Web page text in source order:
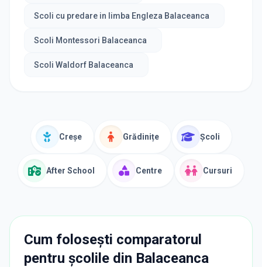
Scoli cu predare in limba Engleza Balaceanca
Scoli Montessori Balaceanca
Scoli Waldorf Balaceanca
Creșe Grădinițe Școli
After School Centre Cursuri
Cum folosești comparatorul
pentru școlile din Balaceanca